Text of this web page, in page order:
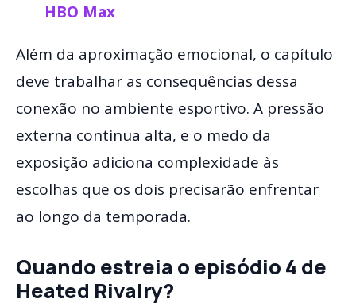
HBO Max
Além da aproximação emocional, o capítulo
deve trabalhar as consequências dessa
conexão no ambiente esportivo. A pressão
externa continua alta, e o medo da
exposição adiciona complexidade às
escolhas que os dois precisarão enfrentar
ao longo da temporada.
Quando estreia o episódio 4 de
Heated Rivalry?